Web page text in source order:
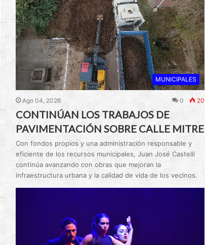
MUNICIPALES
Ago 04, 2026 0 20
CONTINÚAN LOS TRABAJOS DE
PAVIMENTACIÓN SOBRE CALLE MITRE
Con fondos propios y una administración responsable y
eficiente de los recursos municipales, Juan José Castelli
continúa avanzando con obras que mejoran la
infraestructura urbana y la calidad de vida de los vecinos.